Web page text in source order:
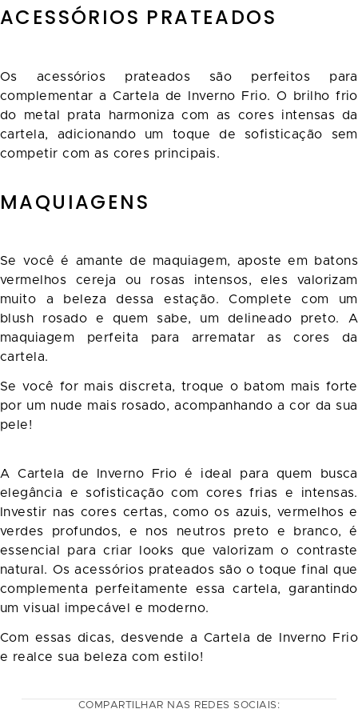
ACESSÓRIOS PRATEADOS
Os acessórios prateados são perfeitos para
complementar a Cartela de Inverno Frio. O brilho frio
do metal prata harmoniza com as cores intensas da
cartela, adicionando um toque de sofisticação sem
competir com as cores principais.
MAQUIAGENS
Se você é amante de maquiagem, aposte em batons
vermelhos cereja ou rosas intensos, eles valorizam
muito a beleza dessa estação. Complete com um
blush rosado e quem sabe, um delineado preto. A
maquiagem perfeita para arrematar as cores da
cartela.
Se você for mais discreta, troque o batom mais forte
por um nude mais rosado, acompanhando a cor da sua
pele!
A Cartela de Inverno Frio é ideal para quem busca
elegância e sofisticação com cores frias e intensas.
Investir nas cores certas, como os azuis, vermelhos e
verdes profundos, e nos neutros preto e branco, é
essencial para criar looks que valorizam o contraste
natural. Os acessórios prateados são o toque final que
complementa perfeitamente essa cartela, garantindo
um visual impecável e moderno.
Com essas dicas, desvende a Cartela de Inverno Frio
e realce sua beleza com estilo!
COMPARTILHAR NAS REDES SOCIAIS: